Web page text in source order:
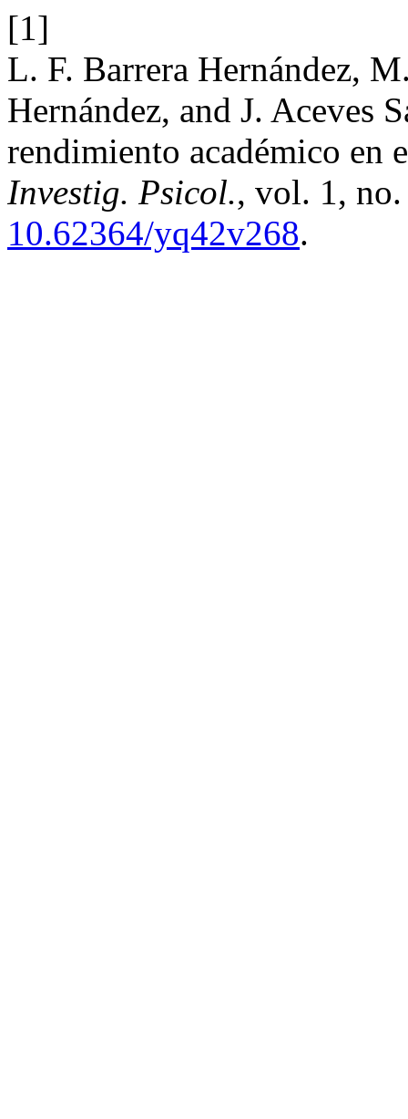
[1]
L. F. Barrera Hernández,
Hernández, and J. Aceves
rendimiento académico en
Investig. Psicol., vol. 1,
10.62364/yq42v268.